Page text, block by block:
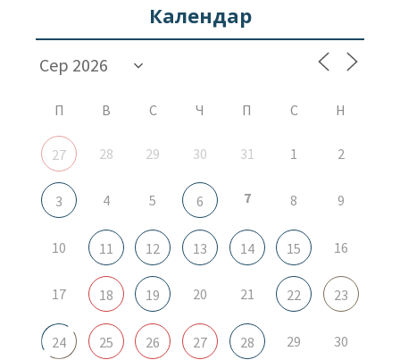
Календар
П В С Ч П С Н
27 28 29 30 31 1 2
3 4 5 6 7 8 9
10 11 12 13 14 15 16
17 18 19 20 21 22 23
24 25 26 27 28 29 30